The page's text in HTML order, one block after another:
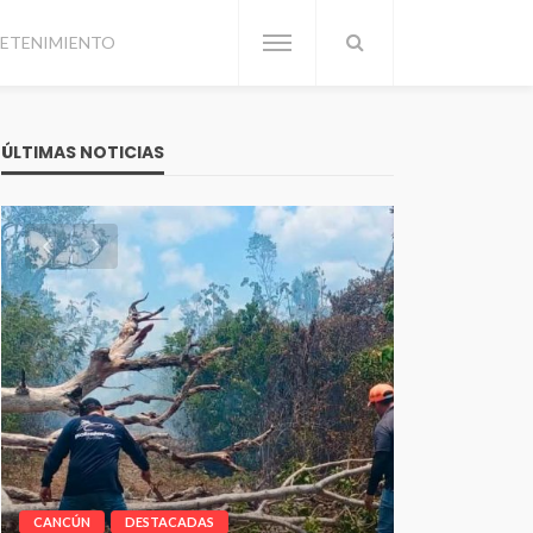
ÚLTIMAS NOTICIAS
CANCÚN DESTACADAS